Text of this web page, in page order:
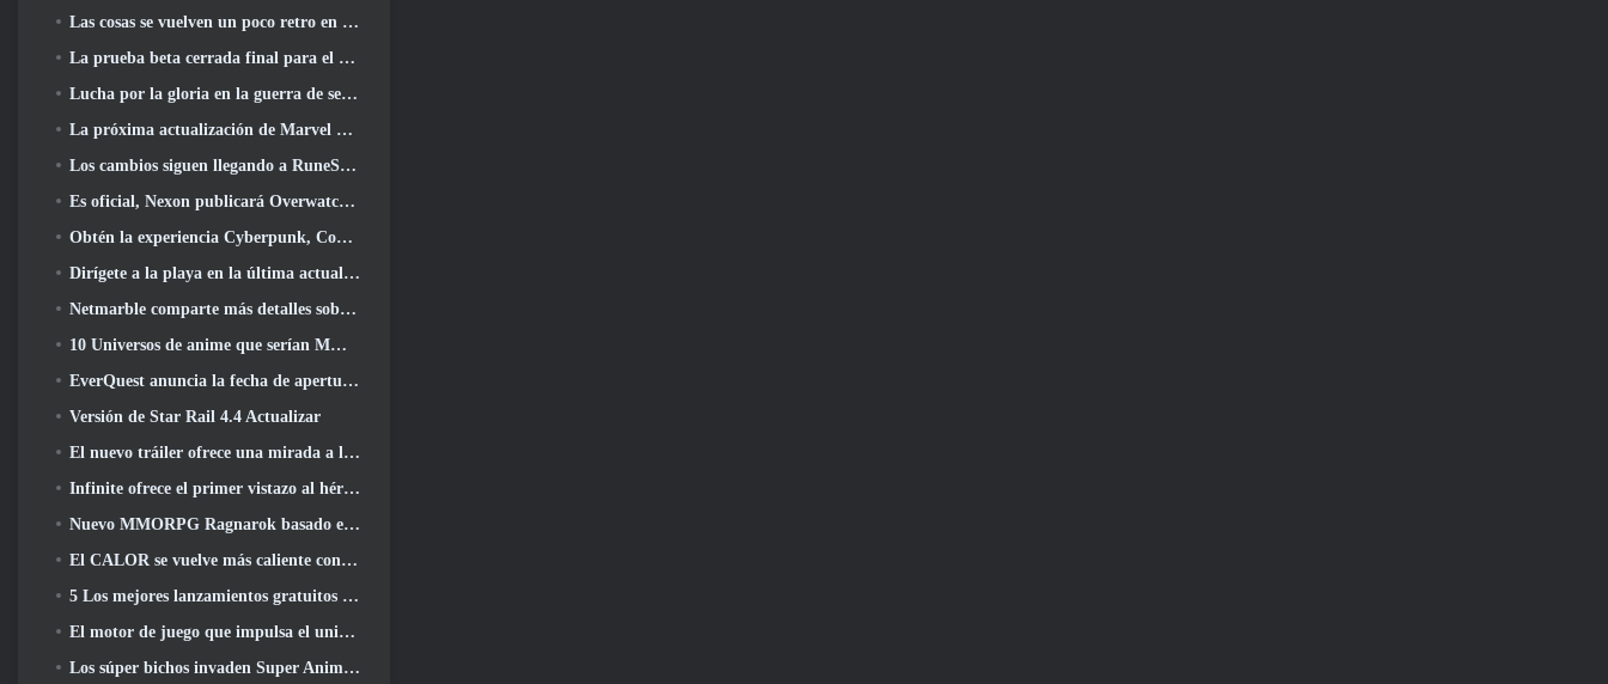
Las cosas se vuelven un poco retro en la temporada final 11 Actualizar
La prueba beta cerrada final para el shooter F2P Sudden Attack Zero Point de Nexon comenzó hoy
Lucha por la gloria en la guerra de servidores de Lineage II
La próxima actualización de Marvel Rivals lleva la lucha a los dioses
Los cambios siguen llegando a RuneScape. Esta vez es vivienda para jugadores
Es oficial, Nexon publicará Overwatch en Corea del Sur en el futuro
Obtén la experiencia Cyberpunk, Completo con ciberpsicosis, En el próximo evento cruzado de Apex Legends
Dirígete a la playa en la última actualización de Palia
Netmarble comparte más detalles sobre el próximo juego de nivelación en solitario, Nivelación en solitario: KARMA en la Anime Expo
10 Universos de anime que serían MMO increíbles
EverQuest anuncia la fecha de apertura del segundo 2026 Servidor de expansión con bloqueo de tiempo
Versión de Star Rail 4.4 Actualizar
El nuevo tráiler ofrece una mirada a la jugabilidad en Silver Palace
Infinite ofrece el primer vistazo al héroe con forma de sirena que llegará en SS13: Recuperación de la vista
Nuevo MMORPG Ragnarok basado en navegador, Se anuncia el universo Ragnarok
El CALOR se vuelve más caliente con el lanzamiento de un nuevo mapa del desierto
5 Los mejores lanzamientos gratuitos para jugar desde 2025, ¿Todavía vale la pena jugar? 2026?
El motor de juego que impulsa el universo de un solo fragmento de Eve Online ahora es de código abierto
Los súper bichos invaden Super Animal Royale en la actualización 'Super Natural'